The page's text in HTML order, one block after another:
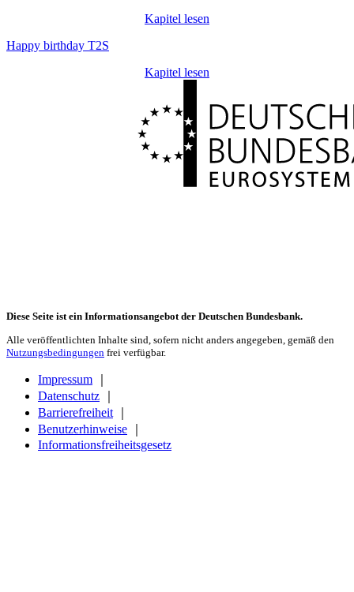
Kapitel lesen
Happy birthday T2S
Kapitel lesen
Diese Seite ist ein Informationsangebot der Deutschen Bundesbank.
Alle veröffentlichten Inhalte sind, sofern nicht anders angegeben, gemäß den
Nutzungsbedingungen frei verfügbar.
Impressum
Datenschutz
Barrierefreiheit
Benutzerhinweise
Informationsfreiheitsgesetz